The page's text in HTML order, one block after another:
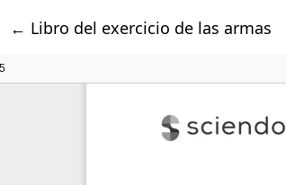
← Return to Article Details
Libro del exercicio de las armas